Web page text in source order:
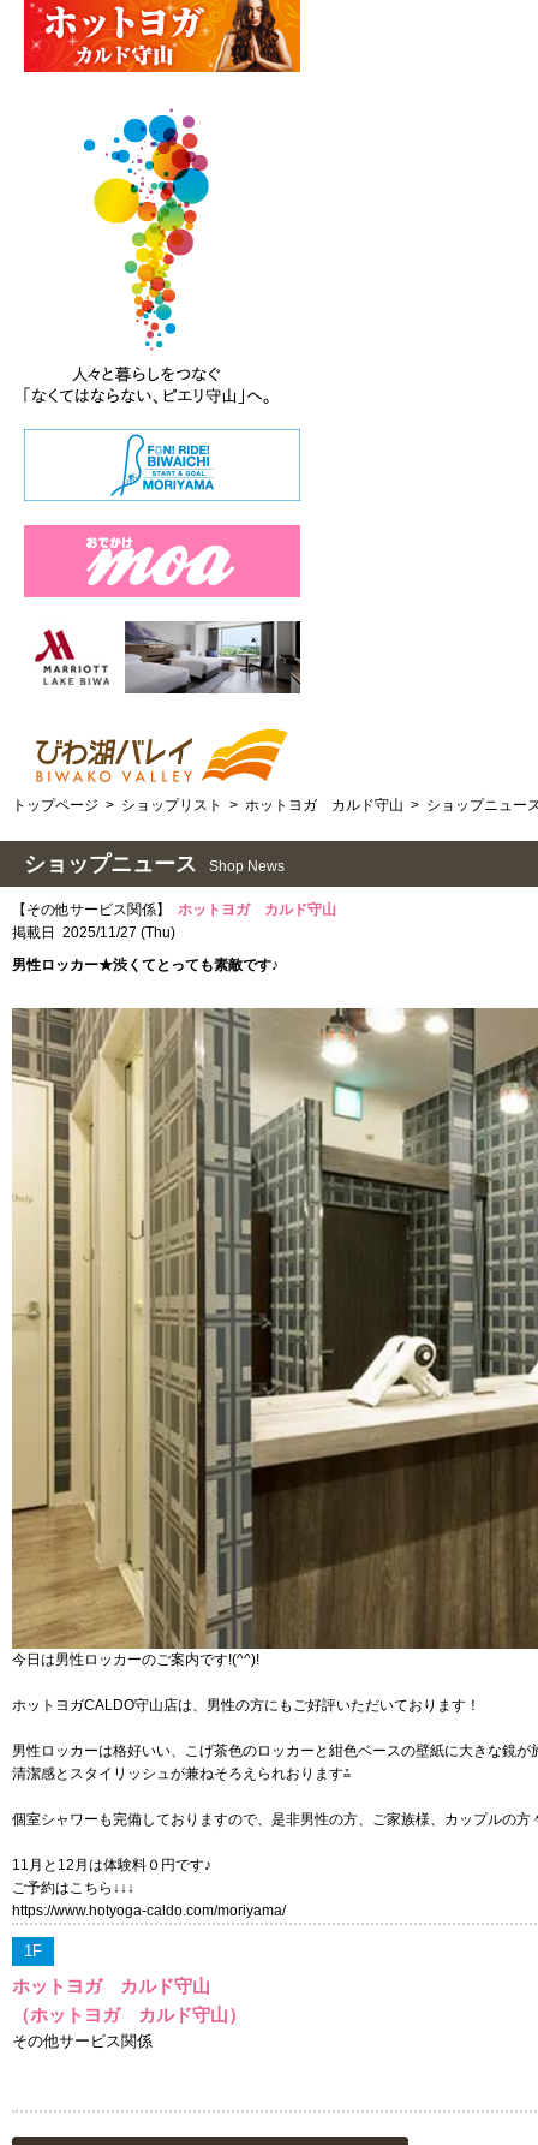
トップページ > ショップリスト > ホットヨガ カルド守山 > ショップニュー
ショップニュース Shop News
【その他サービス関係】 ホットヨガ カルド守山
掲載日 2025/11/27 (Thu)
男性ロッカー★渋くてとっても素敵です♪
今日は男性ロッカーのご案内です!(^^)!
ホットヨガCALDO守山店は、男性の方にもご好評いただいております！
男性ロッカーは格好いい、こげ茶色のロッカーと紺色ベースの壁紙に大きな鏡が
清潔感とスタイリッシュが兼ねそろえられおります⁂
個室シャワーも完備しておりますので、是非男性の方、ご家族様、カップルの
11月と12月は体験料０円です♪
ご予約はこちら↓↓↓
https://www.hotyoga-caldo.com/moriyama/
1F
ホットヨガ カルド守山
（ホットヨガ カルド守山）
その他サービス関係